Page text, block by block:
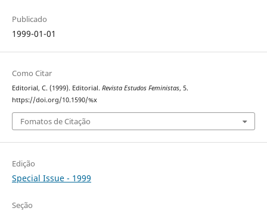
Publicado
1999-01-01
Como Citar
Editorial, C. (1999). Editorial. Revista Estudos Feministas, 5.
https://doi.org/10.1590/%x
Fomatos de Citação
Edição
Special Issue - 1999
Seção